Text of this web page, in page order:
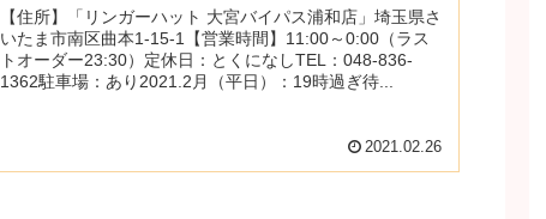
【住所】「リンガーハット 大宮バイパス浦和店」埼玉県さ
いたま市南区曲本1-15-1【営業時間】11:00～0:00（ラス
トオーダー23:30）定休日：とくになしTEL：048-836-
1362駐車場：あり2021.2月（平日）：19時過ぎ待...
2021.02.26